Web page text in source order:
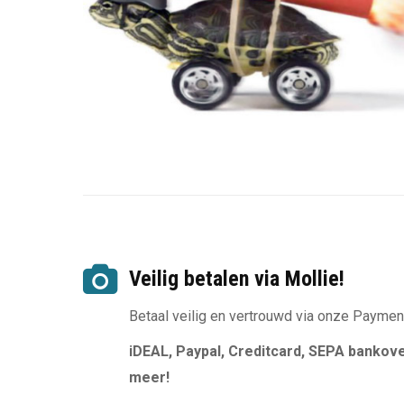
Veilig betalen via Mollie!
Betaal veilig en vertrouwd via onze
iDEAL, Paypal, Creditcard, SEPA
meer!